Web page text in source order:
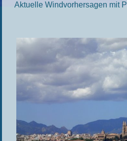
Aktuelle Windvorhersagen mit